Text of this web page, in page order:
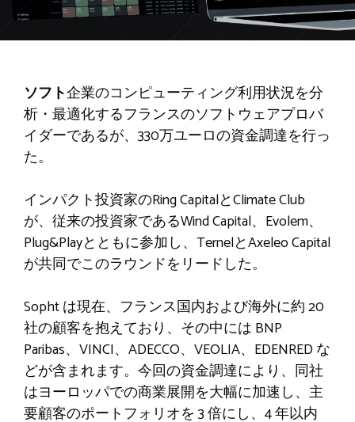
ソフト企業のコンピューティング利用状況を分
析・最適化するフランスのソフトウェアプロバ
イダーであるが、330万ユーロの資金調達を行っ
た。
インパクト投資家のRing CapitalとClimate Club
が、従来の投資家であるWind Capital、Evolem、
Plug&Playとともに参加し、TernelとAxeleo Capital
が共同でこのラウンドをリードした。
Sopht は現在、フランス国内および海外に約 20
社の顧客を抱えており、その中には BNP
Paribas、VINCI、ADECCO、VEOLIA、EDENRED な
どが含まれます。今回の資金調達により、同社
はヨーロッパでの商業展開を大幅に加速し、主
要顧客のポートフォリオを 3 倍にし、4 年以内